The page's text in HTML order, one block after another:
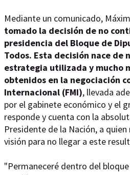
Mediante un comunicado,
tomado la decisión de no
presidencia del Bloque de
Todos. Esta decisión nace de
estrategia utilizada y mucho
obtenidos en la negociación
Internacional (FMI), llevada
por el gabinete económico y el
responde y cuenta con la
Presidente de la Nación, a
visión para no llegar a este
"Permaneceré dentro del